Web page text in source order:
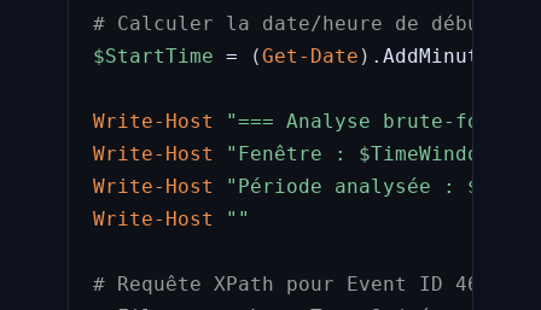
# Calculer la date/heure de début
$StartTime = (Get-Date ) . AddMinutes
Write-Host
"=== Analyse brute-force
Write-Host
"Fenêtre :
Write-Host
"Période analysée :
Write-Host
""
# Requête XPath pour Event ID 4625